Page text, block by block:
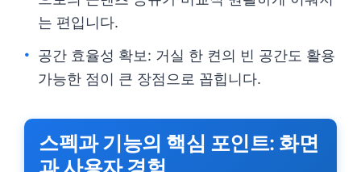
는 편입니다.
공간 효율성 확보: 거실 한 켠의 빈 공간도 활용
가능한 점이 큰 장점으로 꼽힙니다.
스펙과 기능의 핵심 포인트: 화면
과 사용자 경험